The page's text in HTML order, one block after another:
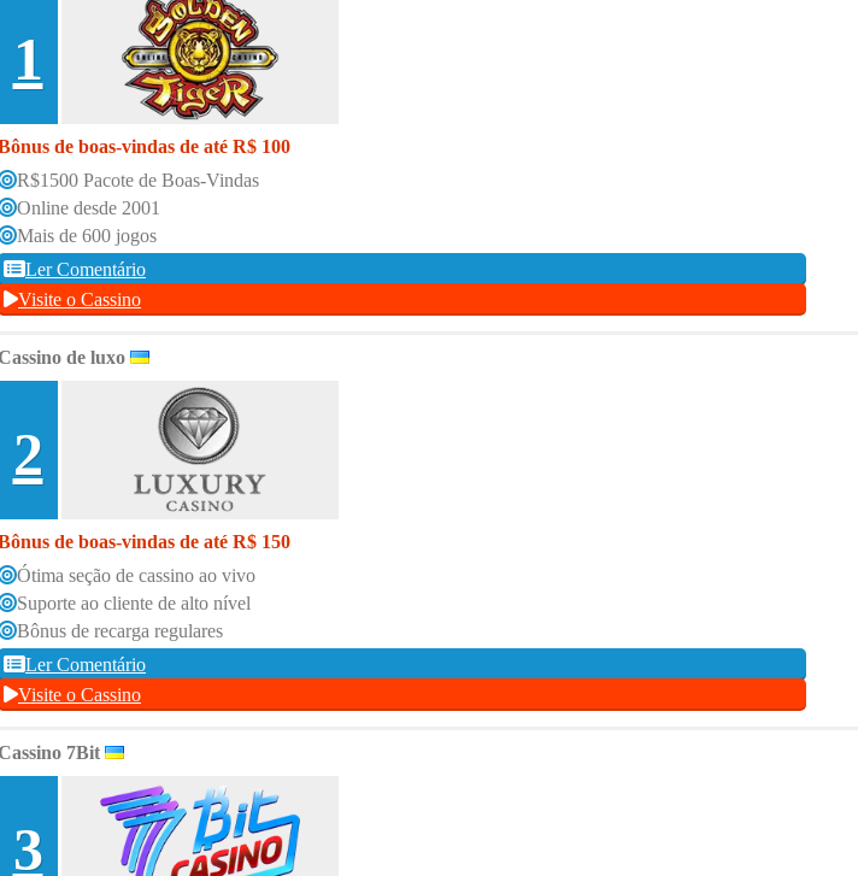
1
de boas-vindas de até R$ 100
R$1500 Pacote de Boas-Vindas
Online desde 2001
Mais de 600 jogos
Ler Comentário
Visite o Cassino
de luxo
2
de boas-vindas de até R$ 150
Ótima seção de cassino ao vivo
Suporte ao cliente de alto nível
Bônus de recarga regulares
Ler Comentário
Visite o Cassino
7Bit
3